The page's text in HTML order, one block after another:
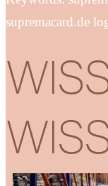
supremacard.de